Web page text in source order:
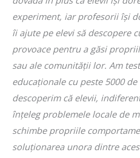
experiment, iar profesorii își
îi ajute pe elevi să descopere
provoace pentru a găsi
sau ale comunității lor. Am
educaționale cu peste 5000
descoperim că elevii,
înțeleg problemele locale de
schimbe propriile
soluționarea unora dintre